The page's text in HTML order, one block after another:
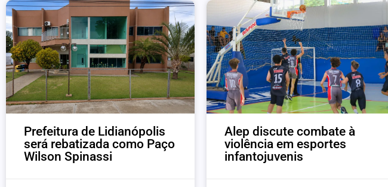
Prefeitura de Lidianópolis
será rebatizada como Paço
Wilson Spinassi
Alep discute combate à
violência em esportes
infantojuvenis